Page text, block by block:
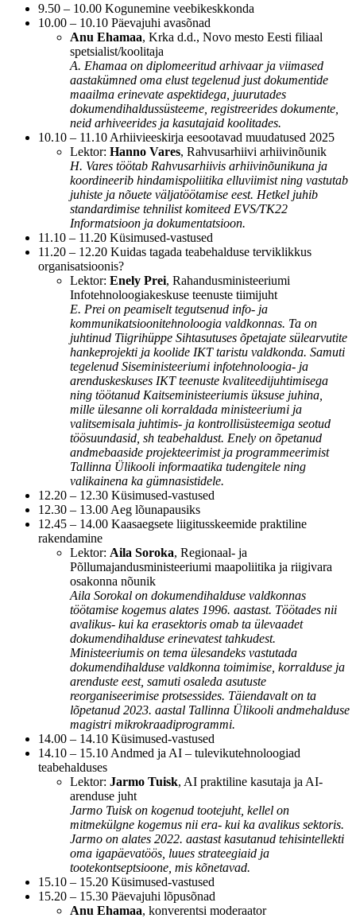
9.50 – 10.00 Kogunemine veebikeskkonda
10.00 – 10.10 Päevajuhi avasõnad
Anu Ehamaa, Krka d.d., Novo mesto Eesti filiaal
spetsialist/koolitaja
A. Ehamaa on diplomeeritud arhivaar ja viimased
aastakümned oma elust tegelenud just dokumentide
maailma erinevate aspektidega, juurutades
dokumendihaldussüsteeme, registreerides dokumente,
neid arhiveerides ja kasutajaid koolitades.
10.10 – 11.10 Arhiivieeskirja eesootavad muudatused 2025
Lektor: Hanno Vares, Rahvusarhiivi arhiivinõunik
H. Vares töötab Rahvusarhiivis arhiivinõunikuna ja
koordineerib hindamispoliitika elluviimist ning vastutab
juhiste ja nõuete väljatöötamise eest. Hetkel juhib
standardimise tehnilist komiteed EVS/TK22
Informatsioon ja dokumentatsioon.
11.10 – 11.20 Küsimused-vastused
11.20 – 12.20 Kuidas tagada teabehalduse terviklikkus
organisatsioonis?
Lektor: Enely Prei, Rahandusministeeriumi
Infotehnoloogiakeskuse teenuste tiimijuht
E. Prei on peamiselt tegutsenud info- ja
kommunikatsioonitehnoloogia valdkonnas. Ta on
juhtinud Tiigrihüppe Sihtasutuses õpetajate sülearvutite
hankeprojekti ja koolide IKT taristu valdkonda. Samuti
tegelenud Siseministeeriumi infotehnoloogia- ja
arenduskeskuses IKT teenuste kvaliteedijuhtimisega
ning töötanud Kaitseministeeriumis üksuse juhina,
mille ülesanne oli korraldada ministeeriumi ja
valitsemisala juhtimis- ja kontrollisüsteemiga seotud
töösuundasid, sh teabehaldust. Enely on õpetanud
andmebaaside projekteerimist ja programmeerimist
Tallinna Ülikooli informaatika tudengitele ning
valikainena ka gümnasistidele.
12.20 – 12.30 Küsimused-vastused
12.30 – 13.00 Aeg lõunapausiks
12.45 – 14.00 Kaasaegsete liigitusskeemide praktiline
rakendamine
Lektor: Aila Soroka, Regionaal- ja
Põllumajandusministeeriumi maapoliitika ja riigivara
osakonna nõunik
Aila Sorokal on dokumendihalduse valdkonnas
töötamise kogemus alates 1996. aastast. Töötades nii
avalikus- kui ka erasektoris omab ta ülevaadet
dokumendihalduse erinevatest tahkudest.
Ministeeriumis on tema ülesandeks vastutada
dokumendihalduse valdkonna toimimise, korralduse ja
arenduste eest, samuti osaleda asutuste
reorganiseerimise protsessides. Täiendavalt on ta
lõpetanud 2023. aastal Tallinna Ülikooli andmehalduse
magistri mikrokraadiprogrammi.
14.00 – 14.10 Küsimused-vastused
14.10 – 15.10 Andmed ja AI – tulevikutehnoloogiad
teabehalduses
Lektor: Jarmo Tuisk, AI praktiline kasutaja ja AI-
arenduse juht
Jarmo Tuisk on kogenud tootejuht, kellel on
mitmekülgne kogemus nii era- kui ka avalikus sektoris.
Jarmo on alates 2022. aastast kasutanud tehisintellekti
oma igapäevatöös, luues strateegiaid ja
tootekontseptsioone, mis kõnetavad.
15.10 – 15.20 Küsimused-vastused
15.20 – 15.30 Päevajuhi lõpusõnad
Anu Ehamaa, konverentsi moderaator